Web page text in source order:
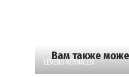
Вам также
LEVENS VERHALEN